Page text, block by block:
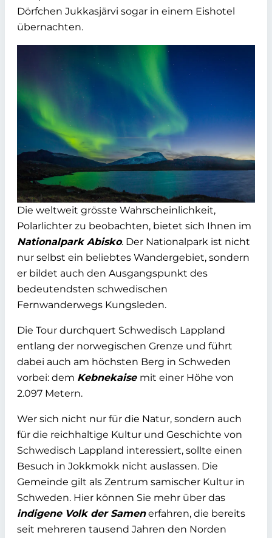
Dörfchen Jukkasjärvi sogar in einem Eishotel
übernachten.
Die weltweit grösste Wahrscheinlichkeit,
Polarlichter zu beobachten, bietet sich Ihnen im
Nationalpark Abisko. Der Nationalpark ist nicht
nur selbst ein beliebtes Wandergebiet, sondern
er bildet auch den Ausgangspunkt des
bedeutendsten schwedischen
Fernwanderwegs Kungsleden.
Die Tour durchquert Schwedisch Lappland
entlang der norwegischen Grenze und führt
dabei auch am höchsten Berg in Schweden
vorbei: dem Kebnekaise mit einer Höhe von
2.097 Metern.
Wer sich nicht nur für die Natur, sondern auch
für die reichhaltige Kultur und Geschichte von
Schwedisch Lappland interessiert, sollte einen
Besuch in Jokkmokk nicht auslassen. Die
Gemeinde gilt als Zentrum samischer Kultur in
Schweden. Hier können Sie mehr über das
indigene Volk der Samenerfahren, die bereits
seit mehreren tausend Jahren den Norden